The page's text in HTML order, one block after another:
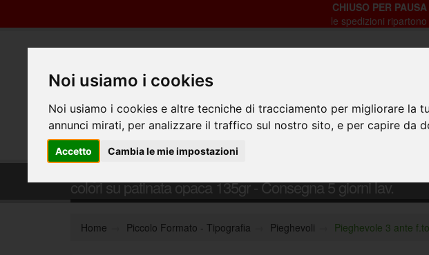
Noi usiamo i cookies
Noi usiamo i cookies e altre tecniche di tracciamento per migliorare la
annunci mirati, per analizzare il traffico sul nostro sito, e per capire da
Accetto Cambia le mie impostazioni
CHIUSO PER
le spedizioni
colori su patinata opaca 135gr - Consegna 5 giorni lav.
Home Piccolo Formato - Tipografia Pieghevoli Pieghevole 3 ante